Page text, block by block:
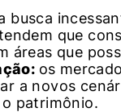
busca
que
áreas que
os
a novos
patrimônio.